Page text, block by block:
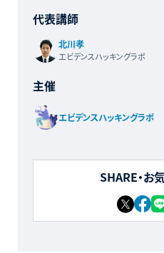
代表講師
北川孝
エビデンスハッキングラボ
主催
エビデンスハッキングラボ
SHARE・お